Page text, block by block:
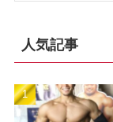
人気記事